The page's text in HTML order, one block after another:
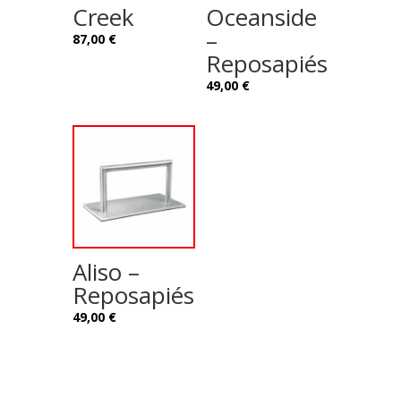
Creek
87,00 €
Oceanside
–
Reposapiés
49,00 €
Aliso –
Reposapiés
49,00 €